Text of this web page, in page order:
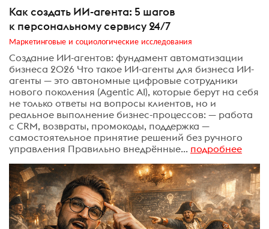
Как создать ИИ-агента: 5 шагов
к персональному сервису 24/7
Маркетинговые и социологические исследования
Создание ИИ-агентов: фундамент автоматизации
бизнеса 2026 Что такое ИИ-агенты для бизнеса ИИ-
агенты — это автономные цифровые сотрудники
нового поколения (Agentic AI), которые берут на себя
не только ответы на вопросы клиентов, но и
реальное выполнение бизнес-процессов: — работа
с CRM, возвраты, промокоды, поддержка —
самостоятельное принятие решений без ручного
управления Правильно внедрённые... подробнее